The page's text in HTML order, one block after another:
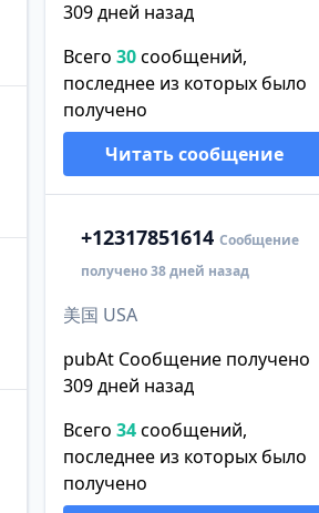
309 дней назад
Всего 30сообщений,
последнее из которых было
получено
Читать сообщение
+12317851614 Сообщение
получено 38 дней назад
美国 USA
pubAt Сообщение получено
309 дней назад
Всего 34сообщений,
последнее из которых было
получено